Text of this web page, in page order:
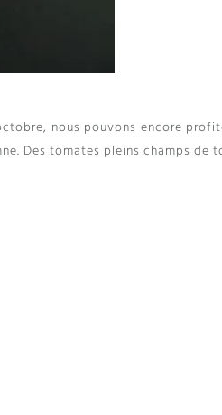
nous pouvons encore
Des tomates pleins champs de